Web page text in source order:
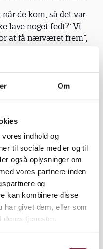
Om
indhold og
til sociale medier og til
også oplysninger om
vores partnere inden
og
kan kombinere disse
har givet dem, eller som
deres tjenester.
når de kom, så det var
lave noget fedt?’ Vi
at få nærværet frem”,
Kasper Andersen.
jeg gik i klub. Det
skal vi tilbyde
at børn vil
ikke er sjov, swiper
Hvis de ikke
de hjem. De lærer ikke
arbejder vi aktivt
Andersen.
Børn flygter fra